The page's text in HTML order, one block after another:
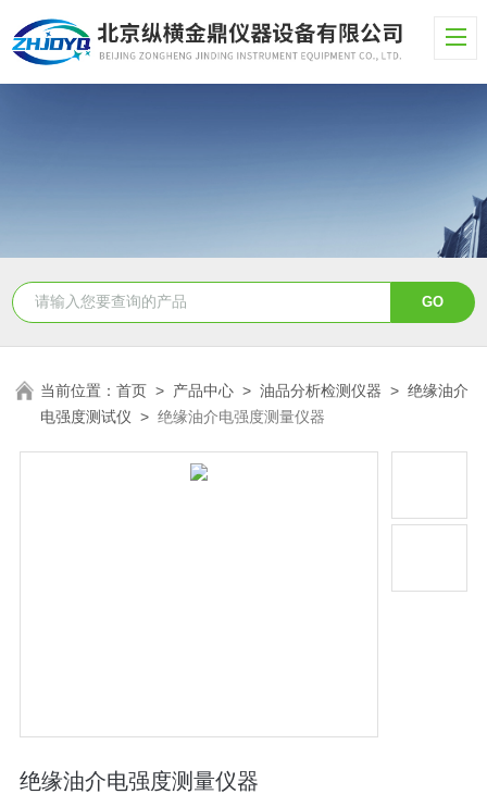
当前位置：首页 > 产品中心 >油品分析检测仪器 >绝缘油介
电强度测试仪 >绝缘油介电强度测量仪器
绝缘油介电强度测量仪器